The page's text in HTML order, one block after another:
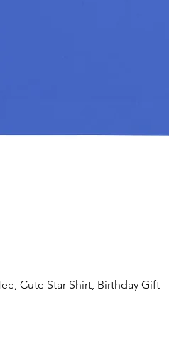
Cute Star Shirt, Birthday Gift